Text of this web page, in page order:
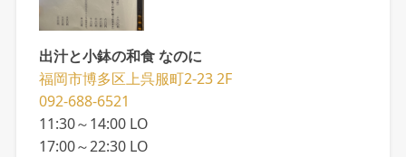
出汁と小鉢の和食 なのに
福岡市博多区上呉服町2-23 2F
092-688-6521
11:30～14:00 LO
17:00～22:30 LO